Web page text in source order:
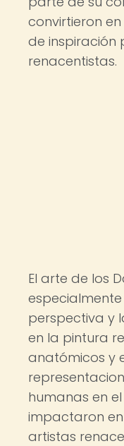
convirtieron
de inspiración
renacentistas.
El arte de los
perspectiva y
en la pintura
anatómicos y
humanas en
impactaron
artistas